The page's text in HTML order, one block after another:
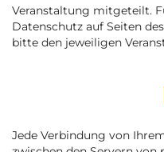
Veranstaltung mitgeteilt.
Datenschutz auf Seiten
bitte den jeweiligen
Jede Verbindung von